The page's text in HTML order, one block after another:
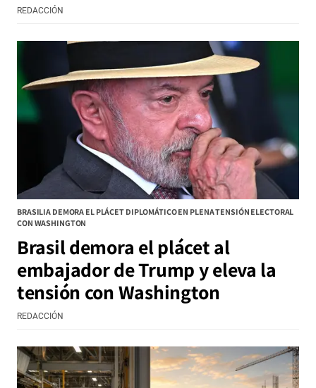
REDACCIÓN
BRASILIA DEMORA EL PLÁCET DIPLOMÁTICO EN PLENA TENSIÓN ELECTORAL
CON WASHINGTON
Brasil demora el plácet al
embajador de Trump y eleva la
tensión con Washington
REDACCIÓN